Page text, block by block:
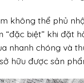
không thể phủ
“đặc biệt” khi đặt
nhanh chóng và
hữu được sản